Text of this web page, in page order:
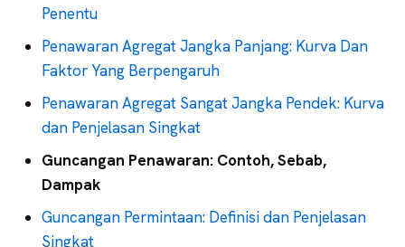
Penentu
Penawaran Agregat Jangka Panjang: Kurva Dan
Faktor Yang Berpengaruh
Penawaran Agregat Sangat Jangka Pendek: Kurva
dan Penjelasan Singkat
Guncangan Penawaran: Contoh, Sebab,
Dampak
Guncangan Permintaan: Definisi dan Penjelasan
Singkat